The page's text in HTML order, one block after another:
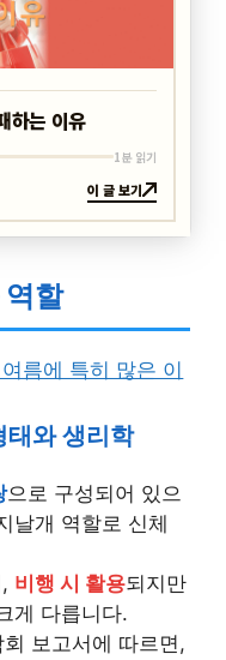
하는 이유
1분 읽기
이 글 보기
할
름에 특히 많은 이
태와 생리학
으로 구성되어 있으
날개 역할로 신체
비행 시 활용되지만
게 다릅니다.
보고서에 따르면,